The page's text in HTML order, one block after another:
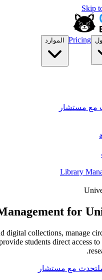
Skip
Pricing الموارد
مع مستشار
Library
for
digital collections, manage
students direct access
تحدث مع مستشار